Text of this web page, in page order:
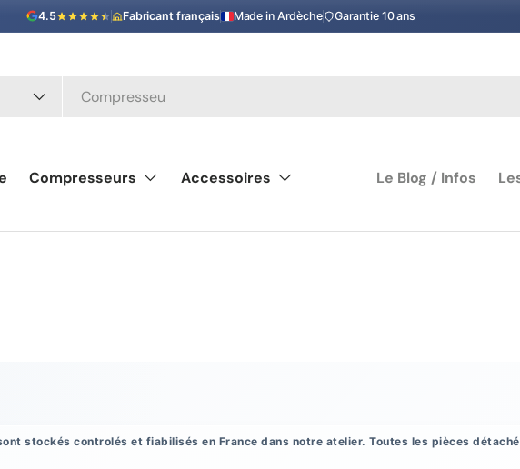
4.5 Fabricant français Made in Ardèche Garantie 10 ans
Compresseurs Accessoires Le Blog / Infos
stockés controlés et fiabilisés en France dans notre atelier. Toutes les pièces